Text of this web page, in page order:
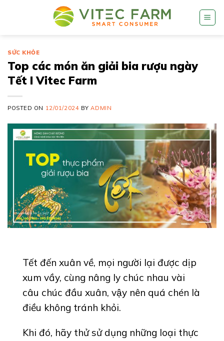
SỨC KHỎE
Top các món ăn giải bia rượu ngày
Tết I Vitec Farm
POSTED ON 12/01/2024 BYADMIN
Tết đến xuân về, mọi người lại được dịp
xum vầy, cùng nâng ly chúc nhau vài
câu chúc đầu xuân, vậy nên quá chén là
điều không tránh khỏi.
Khi đó, hãy thử sử dụng những loại thực